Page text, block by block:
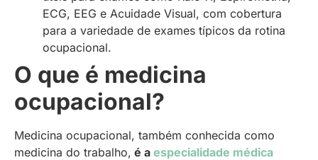
ECG, EEG e Acuidade Visual, com cobertura
para a variedade de exames típicos da rotina
ocupacional.
O que é medicina
ocupacional?
Medicina ocupacional, também conhecida como
medicina do trabalho, é a especialidade médica